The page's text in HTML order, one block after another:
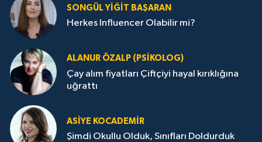
SONGÜL YIĞIT BAŞARAN
Herkes Influencer Olabilir mi?
ALANUR ÖZALP (PSIKOLOG)
Çay alım fiyatları Çiftçiyi hayal kırıklığına
uğrattı
ASIYE KOCADEMİR
Şimdi Okullu Olduk, Sınıfları Doldurduk